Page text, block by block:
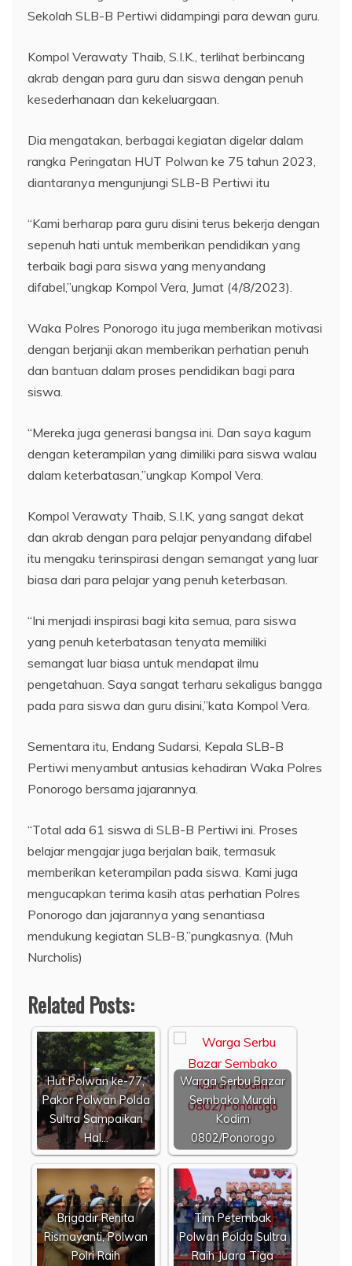
Sekolah SLB-B Pertiwi didampingi para dewan guru.
Kompol Verawaty Thaib, S.I.K., terlihat berbincang
akrab dengan para guru dan siswa dengan penuh
kesederhanaan dan kekeluargaan.
Dia mengatakan, berbagai kegiatan digelar dalam
rangka Peringatan HUT Polwan ke 75 tahun 2023,
diantaranya mengunjungi SLB-B Pertiwi itu
“Kami berharap para guru disini terus bekerja dengan
sepenuh hati untuk memberikan pendidikan yang
terbaik bagi para siswa yang menyandang
difabel,”ungkap Kompol Vera, Jumat (4/8/2023).
Waka Polres Ponorogo itu juga memberikan motivasi
dengan berjanji akan memberikan perhatian penuh
dan bantuan dalam proses pendidikan bagi para
siswa.
“Mereka juga generasi bangsa ini. Dan saya kagum
dengan keterampilan yang dimiliki para siswa walau
dalam keterbatasan,”ungkap Kompol Vera.
Kompol Verawaty Thaib, S.I.K, yang sangat dekat
dan akrab dengan para pelajar penyandang difabel
itu mengaku terinspirasi dengan semangat yang luar
biasa dari para pelajar yang penuh keterbasan.
“Ini menjadi inspirasi bagi kita semua, para siswa
yang penuh keterbatasan tenyata memiliki
semangat luar biasa untuk mendapat ilmu
pengetahuan. Saya sangat terharu sekaligus bangga
pada para siswa dan guru disini,”kata Kompol Vera.
Sementara itu, Endang Sudarsi, Kepala SLB-B
Pertiwi menyambut antusias kehadiran Waka Polres
Ponorogo bersama jajarannya.
“Total ada 61 siswa di SLB-B Pertiwi ini. Proses
belajar mengajar juga berjalan baik, termasuk
memberikan keterampilan pada siswa. Kami juga
mengucapkan terima kasih atas perhatian Polres
Ponorogo dan jajarannya yang senantiasa
mendukung kegiatan SLB-B,”pungkasnya. (Muh
Nurcholis)
Related Posts:
Hut Polwan ke-77,
Pakor Polwan Polda
Sultra Sampaikan
Hal…
Warga Serbu Bazar
Sembako Murah
Kodim
0802/Ponorogo
Brigadir Renita
Rismayanti, Polwan
Polri Raih
Tim Petembak
Polwan Polda Sultra
Raih Juara Tiga